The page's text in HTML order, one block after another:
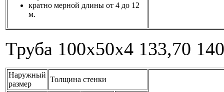
кратно мерной длины от 4 до 12
м.
Труба 100x50x4 133,70
Наружный
размер
Толщина стенки